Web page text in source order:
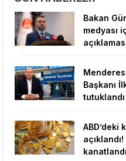
Bakan
medyası
Başkanı
tutuklandı
ABD’deki
kanatlandı